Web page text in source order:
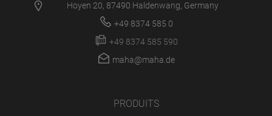
Hoyen 20, 87490 Haldenwang, Germany
+49 8374 585 0
+49 8374 585 590
maha@maha.de
PRODUITS